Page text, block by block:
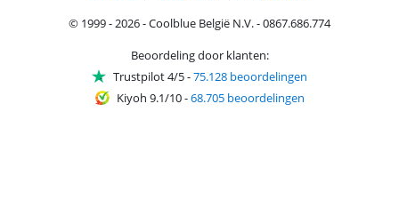
© 1999 - 2026 - Coolblue België N.V. - 0867.686.774
Beoordeling door klanten:
Trustpilot 4/5-75.128 beoordelingen
Kiyoh 9.1/10-68.705 beoordelingen